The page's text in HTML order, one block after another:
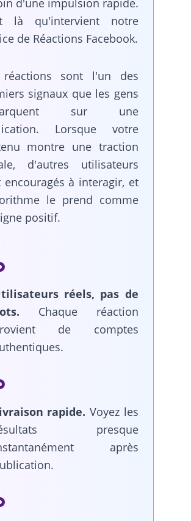
d'une impulsion rapide.
là qu'intervient notre
de Réactions Facebook.
réactions sont l'un des
signaux que les gens
sur une
Lorsque votre
montre une traction
d'autres utilisateurs
encouragés à interagir, et
le prend comme
positif.
réels, pas de
Chaque réaction
de comptes
rapide. Voyez les
presque
après